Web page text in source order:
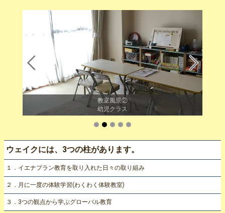
教室風景②
幼児クラス
ウェイクには、3つの柱があります。
１．イエナプラン教育を取り入れた日々の取り組み
２．月に一度の体験学習(わくわく体験教室)
３．3つの観点から学ぶグローバル教育